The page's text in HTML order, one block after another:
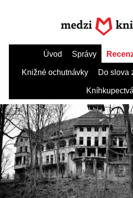
Úvod Správy
Knižné ochutnávky Do slova
Kníhkupectvá